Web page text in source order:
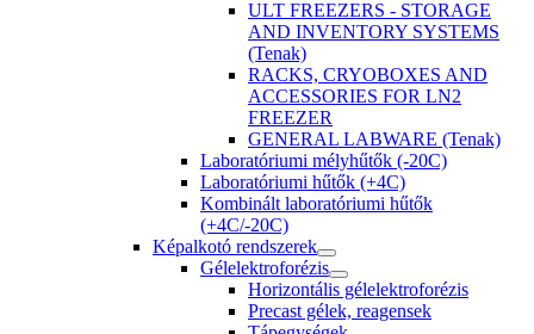
ULT FREEZERS - STORAGE
AND INVENTORY SYSTEMS
(Tenak)
RACKS, CRYOBOXES AND
ACCESSORIES FOR LN2
FREEZER
GENERAL LABWARE (Tenak)
Laboratóriumi mélyhűtők (-20C)
Laboratóriumi hűtők (+4C)
Kombinált laboratóriumi hűtők
(+4C/-20C)
Képalkotó rendszerek
Gélelektroforézis
Horizontális gélelektroforézis
Precast gélek, reagensek